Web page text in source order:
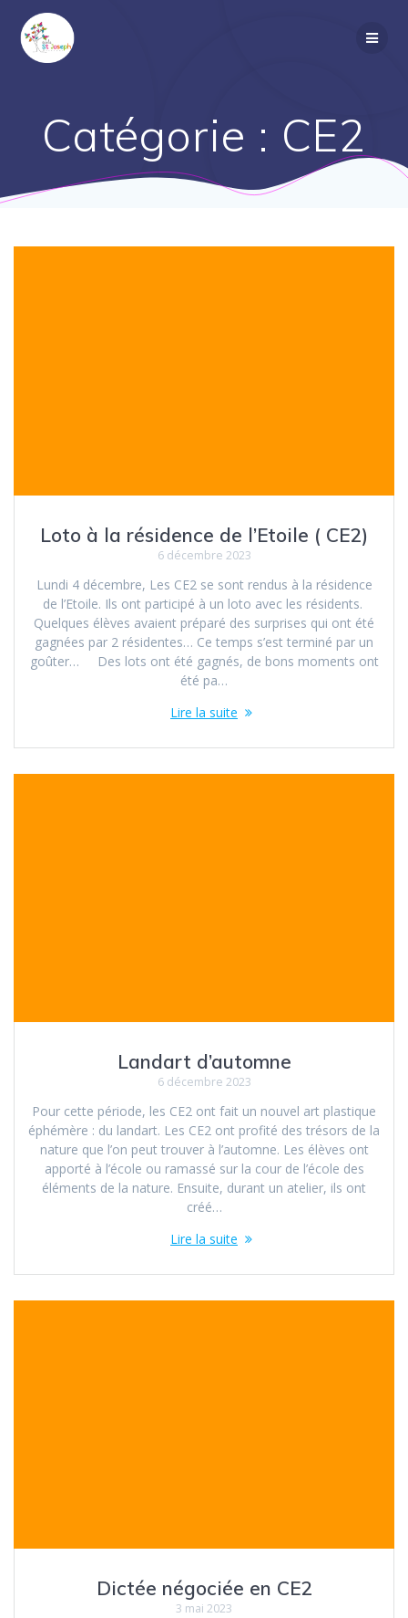
Catégorie : CE2
Loto à la résidence de l’Etoile ( CE2)
6 décembre 2023
Lundi 4 décembre, Les CE2 se sont rendus à la résidence
de l’Etoile. Ils ont participé à un loto avec les résidents.
Quelques élèves avaient préparé des surprises qui ont été
gagnées par 2 résidentes… Ce temps s’est terminé par un
goûter… Des lots ont été gagnés, de bons moments ont
été pa…
Lire la suite
Landart d’automne
6 décembre 2023
Pour cette période, les CE2 ont fait un nouvel art plastique
éphémère : du landart. Les CE2 ont profité des trésors de la
nature que l’on peut trouver à l’automne. Les élèves ont
apporté à l’école ou ramassé sur la cour de l’école des
éléments de la nature. Ensuite, durant un atelier, ils ont
créé…
Lire la suite
Dictée négociée en CE2
3 mai 2023